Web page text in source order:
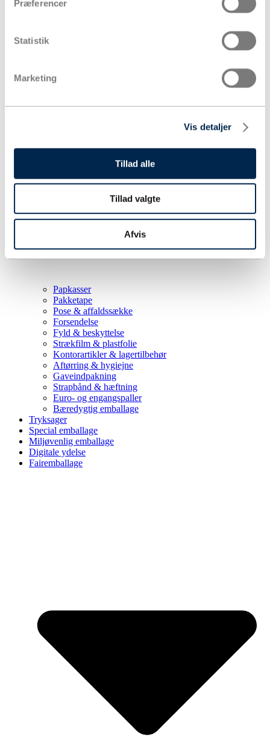
Præferencer
Statistik
Marketing
Vis detaljer
Tillad alle
Tillad valgte
Afvis
Papkasser
Pakketape
Pose & affaldssække
Forsendelse
Fyld & beskyttelse
Strækfilm & plastfolie
Kontorartikler & lagertilbehør
Aftørring & hygiejne
Gaveindpakning
Strapbånd & hæftning
Euro- og engangspaller
Bæredygtig emballage
Tryksager
Special emballage
Miljøvenlig emballage
Digitale ydelse
Fairemballage